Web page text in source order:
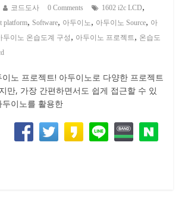
코드도사 0 Comments 1602 i2c LCD,
platform, Software, 아두이노, 아두이노 Source, 아
두이노 온습도계 구성 , 아두이노 프로젝트, 온습도
노 프로젝트! 아두이노로 다양한 프로젝트
만, 가장 간편하면서도 쉽게 접근할 수 있
이노를 활용한